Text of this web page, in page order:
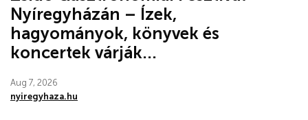
Nyíregyházán – Ízek,
hagyományok, könyvek és
koncertek várják...
Aug 7, 2026
nyiregyhaza.hu